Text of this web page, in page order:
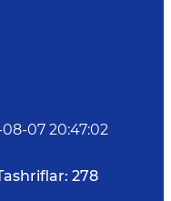
07 20:47:02
278